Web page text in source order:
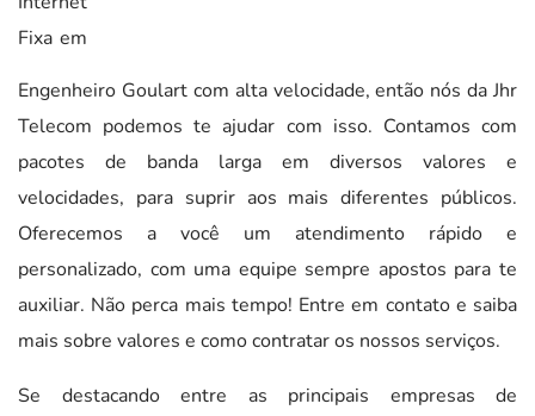
Fixa em
Engenheiro Goulart com alta velocidade, então nós da Jhr
Telecom podemos te ajudar com isso. Contamos com
pacotes de banda larga em diversos valores e
velocidades, para suprir aos mais diferentes públicos.
Oferecemos a você um atendimento rápido e
personalizado, com uma equipe sempre apostos para te
auxiliar. Não perca mais tempo! Entre em contato e saiba
mais sobre valores e como contratar os nossos serviços.
Se destacando entre as principais empresas de